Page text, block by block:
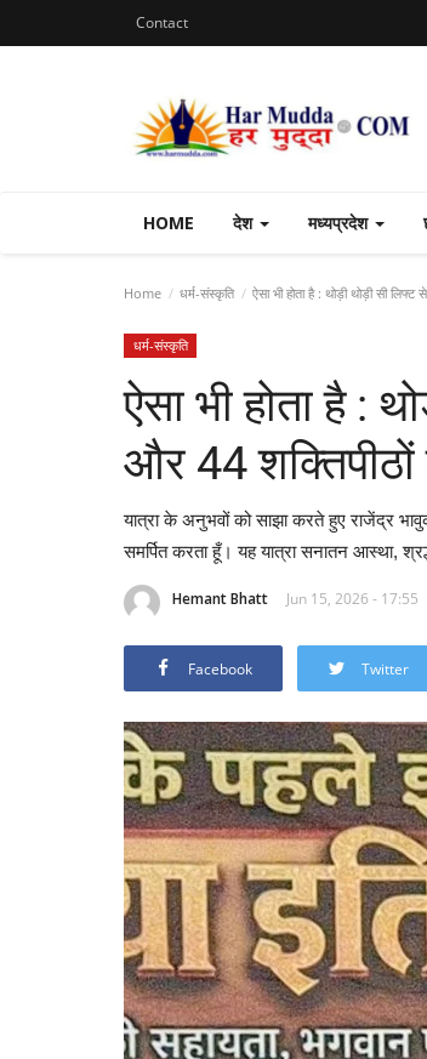
Contact
HOME देश मध्यप्रदेश
Home धर्म-संस्कृति ऐसा भी होता है : थोड़ी थोड़ी सी लिफ्ट
धर्म-संस्कृति
ऐसा भी होता है :
और 44 शक्तिपीठों
यात्रा के अनुभवों को साझा करते हुए राजेंद्र
समर्पित करता हूँ। यह यात्रा सनातन आस्था,
Hemant Bhatt Jun 15, 2026 - 17:55
Facebook Twitter